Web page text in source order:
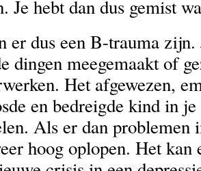
Je hebt dan dus gemist
er dus een B-trauma zijn.
dingen meegemaakt of
Het afgewezen,
en bedreigde kind in
Als er dan problemen
hoog oplopen. Het kan